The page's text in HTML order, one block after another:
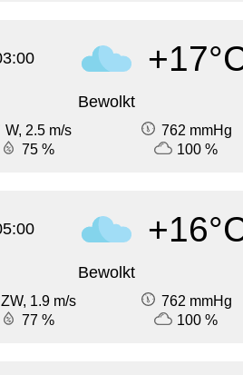
Bewolkt
W, 2.5 m/s
762 mmHg
75 %
100 %
Bewolkt
ZW, 1.9 m/s
762 mmHg
77 %
100 %